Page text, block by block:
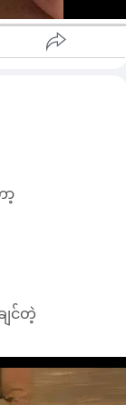
ာ့
ျင်တဲ့